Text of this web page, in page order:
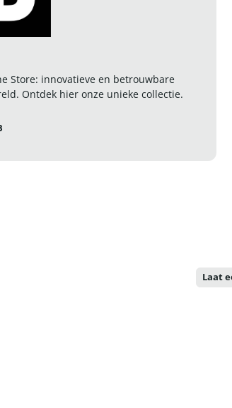
Store: innovatieve en betrouwbare
Ontdek hier onze unieke collectie.
Laat